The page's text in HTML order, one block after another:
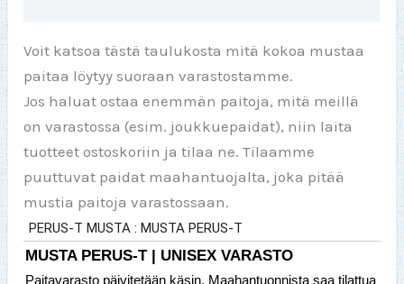
Voit katsoa tästä taulukosta mitä kokoa mustaa
paitaa löytyy suoraan varastostamme.
Jos haluat ostaa enemmän paitoja, mitä meillä
on varastossa (esim. joukkuepaidat), niin laita
tuotteet ostoskoriin ja tilaa ne. Tilaamme
puuttuvat paidat maahantuojalta, joka pitää
mustia paitoja varastossaan.